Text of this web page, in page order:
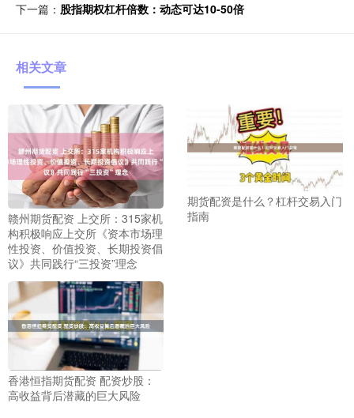
下一篇： 股指期权杠杆倍数：动态可达10-50倍
相关文章
赣州期货配资 上交所：315家机
构积极响应上交所《资本市场理
性投资、价值投资、长期投资倡
议》共同践行“三投资”理念
期货配资是什么？杠杆交易入门
指南
香港恒指期货配资 配资炒股：
高收益背后潜藏的巨大风险